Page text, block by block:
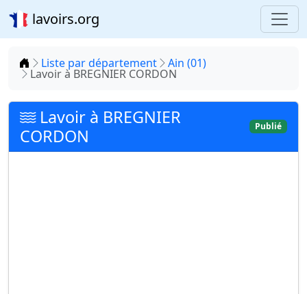
lavoirs.org
Accueil
Liste par département Ain (01)
Lavoir à BREGNIER CORDON
Lavoir à BREGNIER
CORDON
Publié